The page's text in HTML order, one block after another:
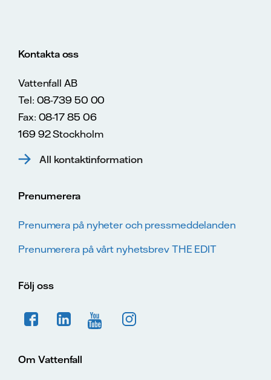
Kontakta oss
Vattenfall AB
Tel: 08-739 50 00
Fax: 08-17 85 06
169 92 Stockholm
All kontaktinformation
Prenumerera
Prenumera på nyheter och pressmeddelanden
Prenumerera på vårt nyhetsbrev THE EDIT
Följ oss
Om Vattenfall